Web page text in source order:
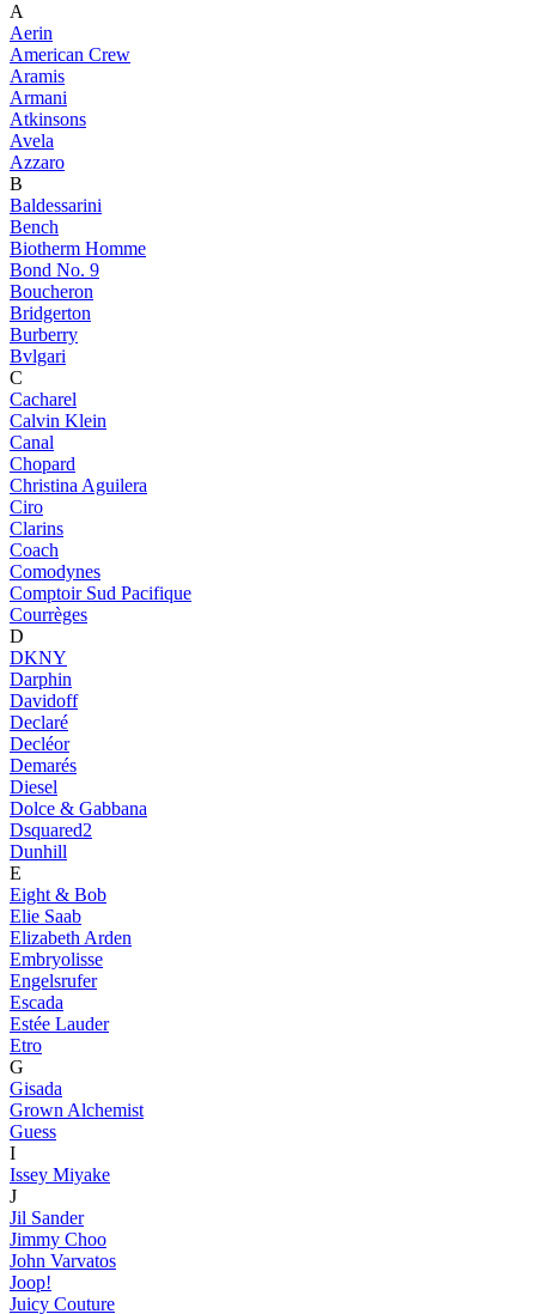
A
Aerin
American Crew
Aramis
Armani
Atkinsons
Avela
Azzaro
B
Baldessarini
Bench
Biotherm Homme
Bond No. 9
Boucheron
Bridgerton
Burberry
Bvlgari
C
Cacharel
Calvin Klein
Canal
Chopard
Christina Aguilera
Ciro
Clarins
Coach
Comodynes
Comptoir Sud Pacifique
Courrèges
D
DKNY
Darphin
Davidoff
Declaré
Decléor
Demarés
Diesel
Dolce & Gabbana
Dsquared2
Dunhill
E
Eight & Bob
Elie Saab
Elizabeth Arden
Embryolisse
Engelsrufer
Escada
Estée Lauder
Etro
G
Gisada
Grown Alchemist
Guess
I
Issey Miyake
J
Jil Sander
Jimmy Choo
John Varvatos
Joop!
Juicy Couture